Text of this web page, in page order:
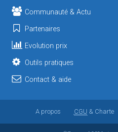
Communauté & Actu
Partenaires
Evolution prix
Outils pratiques
Contact & aide
A propos CGU & Charte